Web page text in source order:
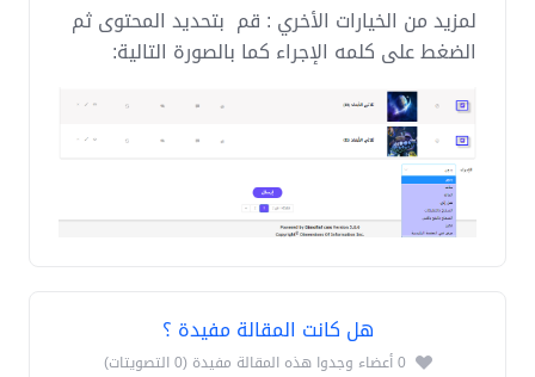
لمزيد من الخيارات الأخري : قم بتحديد المحتوى ثم
الضغط على كلمه الإجراء كما بالصورة التالية:
هل كانت المقالة مفيدة ؟
0 أعضاء وجدوا هذه المقالة مفيدة (0 التصويتات)